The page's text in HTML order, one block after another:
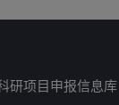
研项目申报信息库